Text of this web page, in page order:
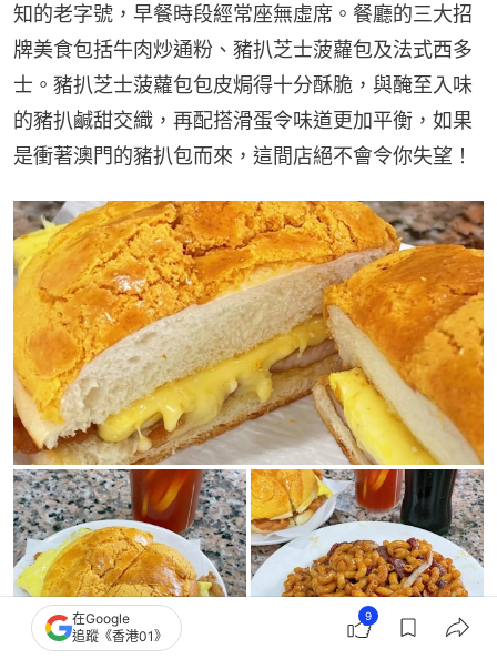
知的老字號，早餐時段經常座無虛席。餐廳的三大招
牌美食包括牛肉炒通粉、豬扒芝士菠蘿包及法式西多
士。豬扒芝士菠蘿包包皮焗得十分酥脆，與醃至入味
的豬扒鹹甜交織，再配搭滑蛋令味道更加平衡，如果
是衝著澳門的豬扒包而來，這間店絕不會令你失望！
在Google
追蹤《香港01》
9